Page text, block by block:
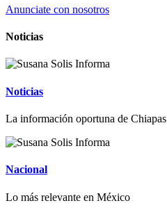
Anunciate con nosotros
Noticias
Noticias
La información oportuna de Chiapas
Nacional
Lo más relevante en México